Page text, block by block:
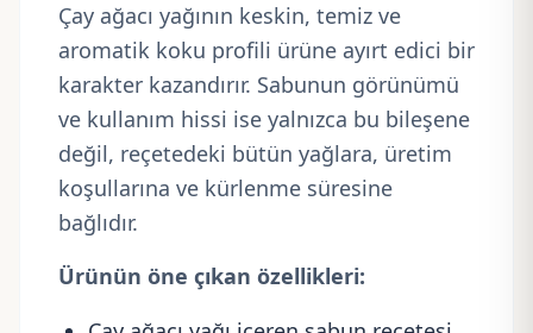
Çay ağacı yağının keskin, temiz ve
aromatik koku profili ürüne ayırt edici bir
karakter kazandırır. Sabunun görünümü
ve kullanım hissi ise yalnızca bu bileşene
değil, reçetedeki bütün yağlara, üretim
koşullarına ve kürlenme süresine
bağlıdır.
Ürünün öne çıkan özellikleri: